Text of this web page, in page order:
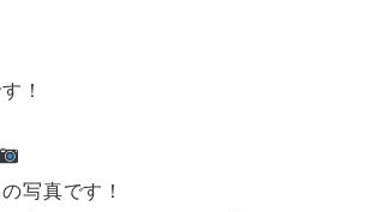
！
写真です！